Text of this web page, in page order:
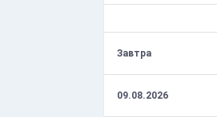
Завтра
09.08.2026